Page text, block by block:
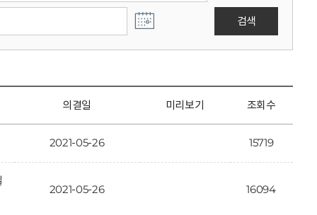
검색
의결일 미리보기 조회수
2021-05-26 15719
2021-05-26 16094